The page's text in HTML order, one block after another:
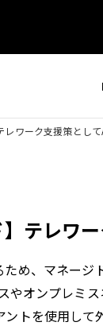
レワーク支援策とし
】テレワ
め、マネージ
やオンプレミ
トを使用して